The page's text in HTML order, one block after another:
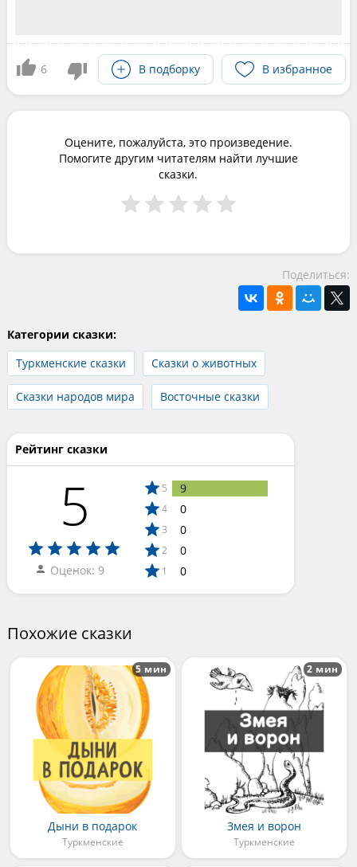
6 В подборку В избранное
Оцените, пожалуйста, это произведение.
Помогите другим читателям найти лучшие
сказки.
Поделиться:
Категории сказки:
Туркменские сказки
Сказки о животных
Сказки народов мира Восточные сказки
Рейтинг сказки
5
Оценок: 9
5 9
4 0
3 0
2 0
1 0
Похожие сказки
Дыни в подарок
Туркменские
5 мин
Змея и ворон
Туркменские
2 мин